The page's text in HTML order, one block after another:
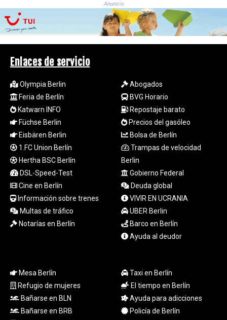
KYD 0.960205
KZT 539.927945
LAK
26033.64904
LKR 387.028882
LRD 207.974585
LSL 18.793369
LTL 3.402947
LVL 0.697118
LYD 7.344833
MAD 10.750192
MDL 20.047704
MGA
MKD 61.427977
MMK
2419.54797
MNT
4144.10128
MUR 54.096679
MWK
1997.873162
MXN 19.839187
Anuncio
Enlaces de servicio
Olympia Berlin
Feria de Berlín
Katwarn INFO
Füchse Berlin
Eisbären Berlin
1.FC Union Berlín
Hertha BSC Berlín
DSL-Speed-Test
Cine en Berlín
Información sobre trenes
Multas de tráfico
Notarías en Berlín
Abogados
BVG Horario
Repostaje barato
Precios del gasóleo
Bolsa de Berlín
Trampas de velocidad
Berlin
Gobierno Federal
Deuda global
VIVIR EN UCRANIA
UBER Berlin
Barco en Berlín
Ayuda al deudor
Mesa Berlín
Refugio de mujeres
Bañarse en BLN
Bañarse en BRB
Taxi en Berlín
El tiempo en Berlín
Ayuda para adicciones
Policía de Berlín